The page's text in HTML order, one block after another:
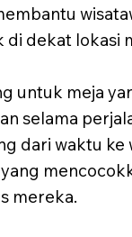
dekat lokasi
untuk meja
selama
dari waktu
mereka.